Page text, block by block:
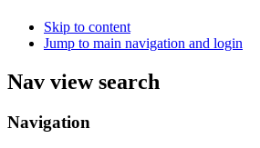
Skip to content
Jump to main navigation and login
Nav view search
Navigation